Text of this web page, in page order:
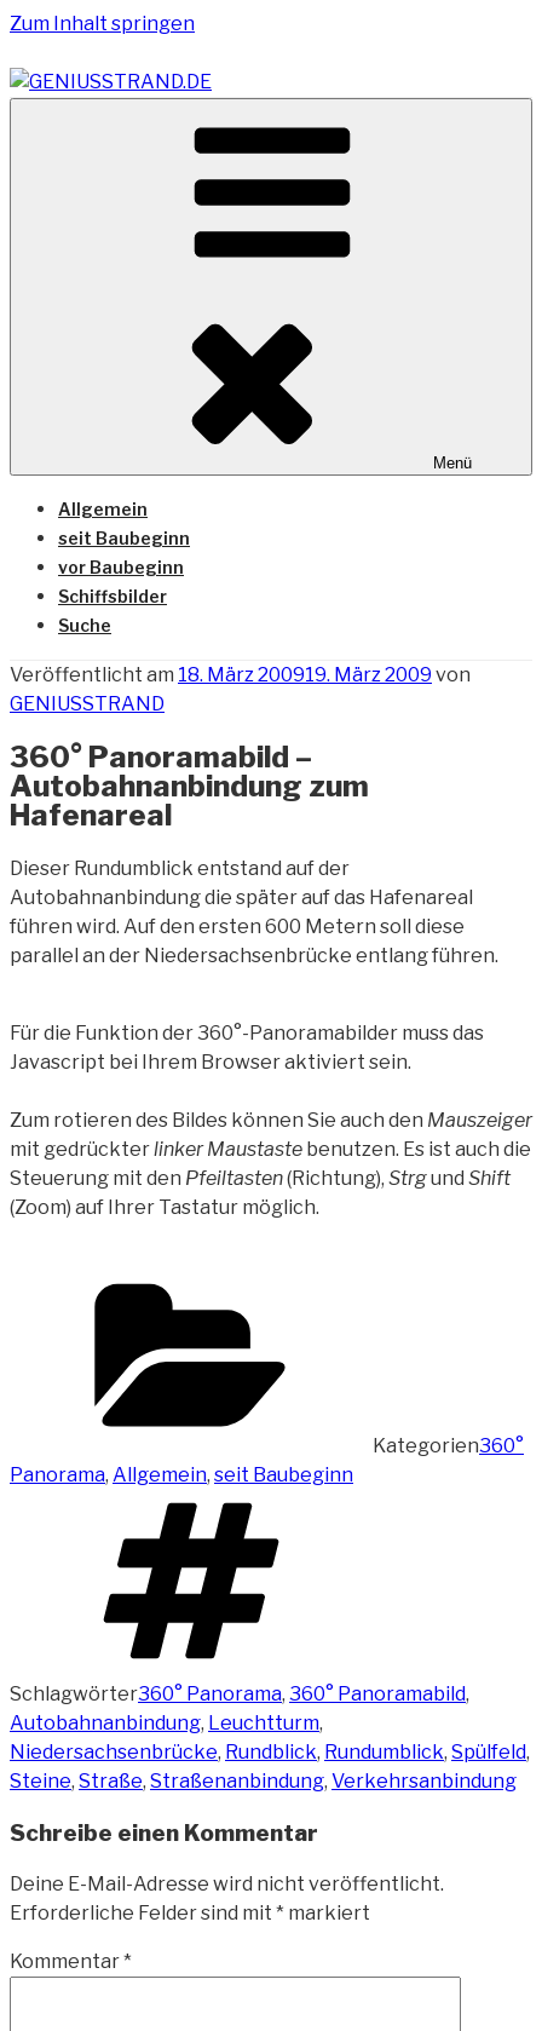
Zum Inhalt springen
GENIUSSTRAND.DE
Vom Geniusstrand zum JadeWeserPort/Container
Terminal Wilhelmshaven
Menü
Allgemein
seit Baubeginn
vor Baubeginn
Schiffsbilder
Suche
Veröffentlicht am 18. März 200919. März 2009 von
GENIUSSTRAND
360° Panoramabild –
Autobahnanbindung zum
Hafenareal
Dieser Rundumblick entstand auf der
Autobahnanbindung die später auf das Hafenareal
führen wird. Auf den ersten 600 Metern soll diese
parallel an der Niedersachsenbrücke entlang führen.
Für die Funktion der 360°-Panoramabilder muss das
Javascript bei Ihrem Browser aktiviert sein.
Zum rotieren des Bildes können Sie auch den Mauszeiger
mit gedrückterlinker Maustaste benutzen. Es ist auch die
Steuerung mit den Pfeiltasten(Richtung), Strgund Shift
(Zoom) auf Ihrer Tastatur möglich.
Kategorien360°
Panorama, Allgemein, seit Baubeginn
Schlagwörter360° Panorama, 360° Panoramabild,
Autobahnanbindung, Leuchtturm,
Niedersachsenbrücke, Rundblick, Rundumblick, Spülfeld,
Steine, Straße, Straßenanbindung, Verkehrsanbindung
Schreibe einen Kommentar
Deine E-Mail-Adresse wird nicht veröffentlicht.
Erforderliche Felder sind mit * markiert
Kommentar*